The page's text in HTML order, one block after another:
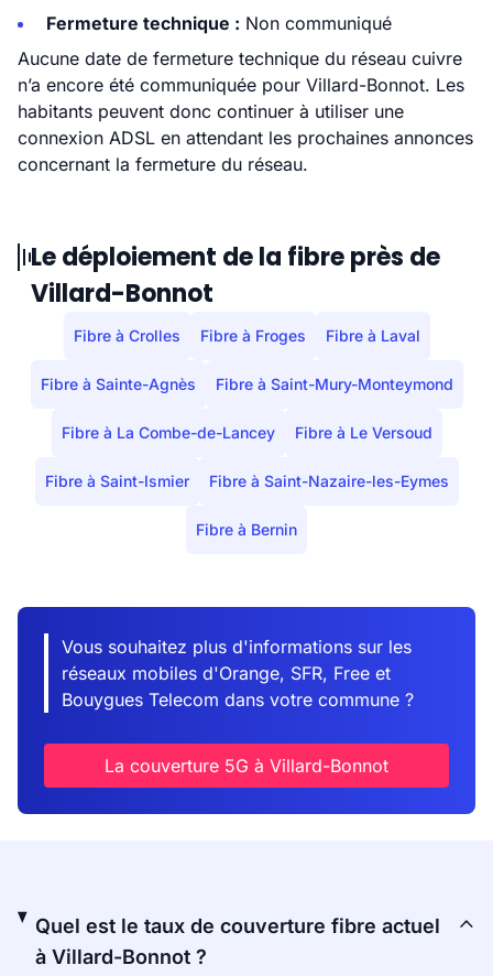
Fermeture technique : Non communiqué
Aucune date de fermeture technique du réseau cuivre
n’a encore été communiquée pour Villard-Bonnot. Les
habitants peuvent donc continuer à utiliser une
connexion ADSL en attendant les prochaines annonces
concernant la fermeture du réseau.
Le déploiement de la fibre près de
Villard-Bonnot
Fibre à Crolles Fibre à Froges Fibre à Laval
Fibre à Sainte-Agnès Fibre à Saint-Mury-Monteymond
Fibre à La Combe-de-Lancey Fibre à Le Versoud
Fibre à Saint-Ismier Fibre à Saint-Nazaire-les-Eymes
Fibre à Bernin
Vous souhaitez plus d'informations sur les
réseaux mobiles d'Orange, SFR, Free et
Bouygues Telecom dans votre commune ?
La couverture 5G à Villard-Bonnot
Quel est le taux de couverture fibre actuel
à Villard-Bonnot ?